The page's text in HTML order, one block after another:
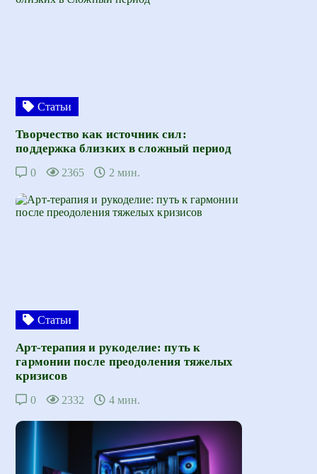
Статьи
Творчество как источник сил:
поддержка близких в сложный период
0 2365 2 мин.
Статьи
Арт-терапия и рукоделие: путь к
гармонии после преодоления тяжелых
кризисов
0 2332 4 мин.